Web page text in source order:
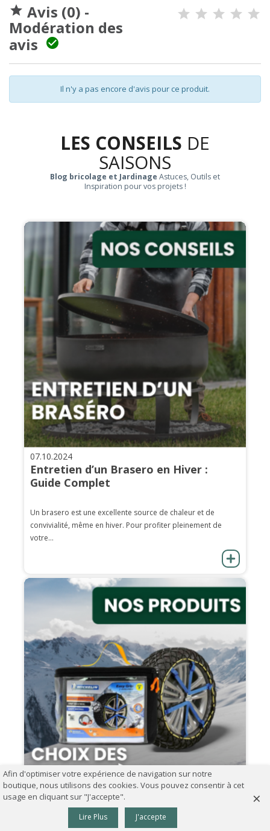
 Avis (0) -
Modération des
avis

Il n'y a pas encore d'avis pour ce produit.
LES CONSEILS DE
SAISONS
Blog bricolage et Jardinage Astuces, Outils et
Inspiration pour vos projets !
07.10.2024
Entretien d’un Brasero en Hiver :
Guide Complet
Un brasero est une excellente source de chaleur et de
convivialité, même en hiver. Pour profiter pleinement de
votre...
Comment choisir ses chaînes à neige ?
0
Afin d'optimiser votre expérience de navigation sur notre
boutique, nous utilisons des cookies. Vous pouvez consentir à cet
usage en cliquant sur "J'accepte".
Lire Plus J'accepte
×